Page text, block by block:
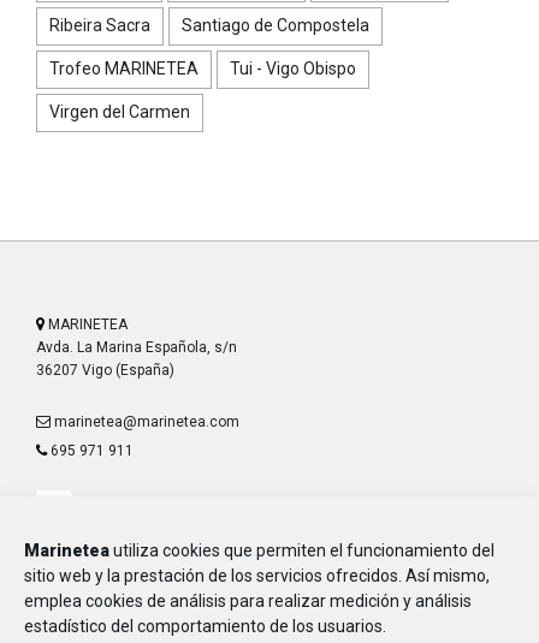
Marineteautiliza cookies que permiten el funcionamiento del
sitio web y la prestación de los servicios ofrecidos. Así mismo,
emplea cookies de análisis para realizar medición y análisis
estadístico del comportamiento de los usuarios.
Ribeira Sacra Santiago de Compostela
Trofeo MARINETEA Tui - Vigo Obispo
Virgen del Carmen
MARINETEA
Avda. La Marina Española, s/n
36207 Vigo (España)
marinetea@marinetea.com
695 971 911
Aviso Legal
Política de Privacidad